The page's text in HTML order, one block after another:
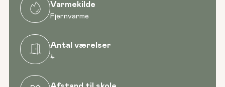
Varmekilde
Fjernvarme
Antal værelser
4